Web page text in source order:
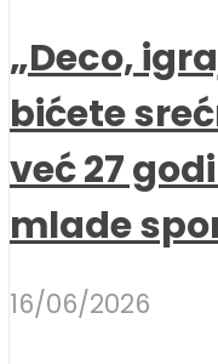
„Deco,
bićete
već 27
mlade
16/06/2026